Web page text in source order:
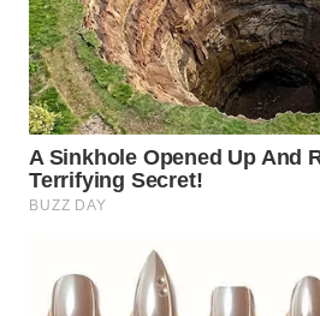
WN
BINTAN
WN
MANDALIKA
WN
LIKUPANG
WN
LABUANBAJO